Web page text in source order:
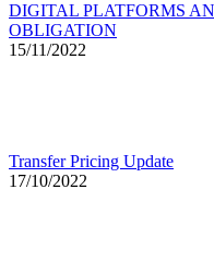
DIGITAL PLATFORMS
OBLIGATION
15/11/2022
Transfer Pricing Update
17/10/2022